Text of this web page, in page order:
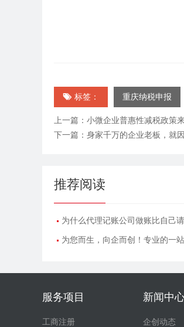
 标签： 重庆纳税申报
上一篇： 小微企业普惠性减税政策
下一篇： 身家千万的企业老板，就
推荐阅读
为什么代理记账公司做账比自己请
为您而生，向企而创！专业的一
服务项目
工商注册
新闻中
企创动态